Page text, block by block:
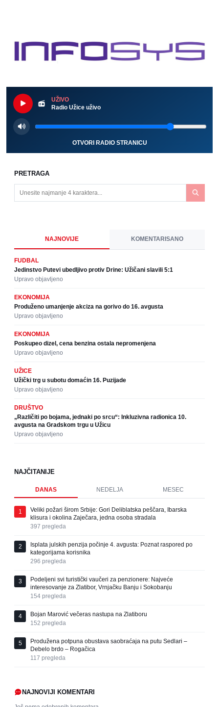
UŽIVO
Radio Užice uživo
OTVORI RADIO STRANICU
PRETRAGA
NAJNOVIJE KOMENTARISANO
FUDBAL
Jedinstvo Putevi ubedljivo protiv Drine: Užičani slavili 5:1
Upravo objavljeno
EKONOMIJA
Produženo umanjenje akciza na gorivo do 16. avgusta
Upravo objavljeno
EKONOMIJA
Poskupeo dizel, cena benzina ostala nepromenjena
Upravo objavljeno
UŽICE
Užički trg u subotu domaćin 16. Puzijade
Upravo objavljeno
DRUŠTVO
„Različiti po bojama, jednaki po srcu“: Inkluzivna radionica 10.
avgusta na Gradskom trgu u Užicu
Upravo objavljeno
NAJČITANIJE
DANAS NEDELJA MESEC
1
Veliki požari širom Srbije: Gori Deliblatska peščara, Ibarska
klisura i okolina Zaječara, jedna osoba stradala
397 pregleda
2
Isplata julskih penzija počinje 4. avgusta: Poznat raspored po
kategorijama korisnika
296 pregleda
3
Podeljeni svi turistički vaučeri za penzionere: Najveće
interesovanje za Zlatibor, Vrnjačku Banju i Sokobanju
154 pregleda
4
Bojan Marović večeras nastupa na Zlatiboru
152 pregleda
5
Produžena potpuna obustava saobraćaja na putu Sedlari –
Debelo brdo – Rogačica
117 pregleda
NAJNOVIJI KOMENTARI